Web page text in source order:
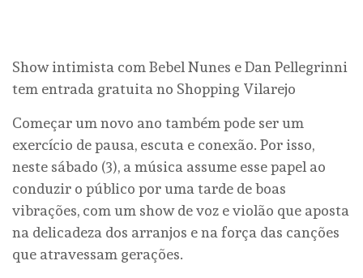
Show intimista com Bebel Nunes e Dan Pellegrinni
tem entrada gratuita no Shopping Vilarejo
Começar um novo ano também pode ser um
exercício de pausa, escuta e conexão. Por isso,
neste sábado (3), a música assume esse papel ao
conduzir o público por uma tarde de boas
vibrações, com um show de voz e violão que aposta
na delicadeza dos arranjos e na força das canções
que atravessam gerações.